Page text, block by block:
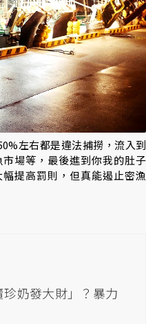
左右都是違法捕撈，流入到
場等，最後進到你我的肚子
提高罰則，但真能遏止密漁
奶發大財」？暴力